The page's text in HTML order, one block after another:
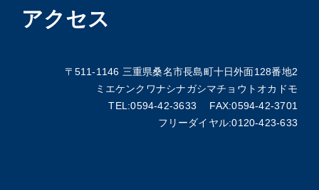
アクセス
〒511-1146 三重県桑名市長島町十日外面128番地2
ミエケンクワナシナガシマチョウトオカドモ
TEL:0594-42-3633 FAX:0594-42-3701
フリーダイヤル:0120-423-633